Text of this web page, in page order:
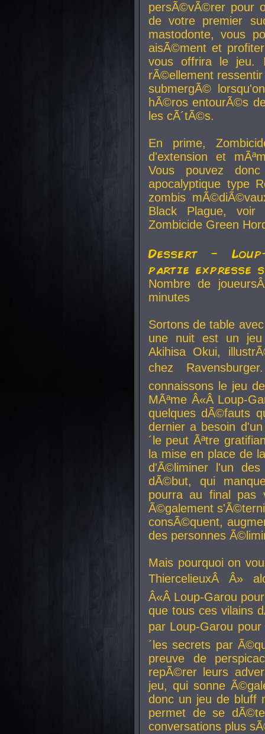
persÃ©vÃ©rer pour
de votre premier
mastodonte, vous
aisÃ©ment et
vous offrira le jeu.
rÃ©ellement
submergÃ©
hÃ©ros entourÃ©s
les cÃ´tÃ©s.
En prime,
d'extension et
Vous pouvez
apocalyptique type
zombis
Black Plague,
Zombicide Green
Dessert -
partie expresse
Nombre de
minutes
Sortons de table
une nuit est un
Akihisa Okui,
chez
connaissons le jeu
MÃªme Â«Â Loup-
quelques dÃ©fauts
dernier a besoin
´le peut Ãªtre
la mise en place de
d'Ã©liminer l'un
dÃ©but, qui
pourra au final pas
Ã©galement
consÃ©quent,
des personnes
Mais pourquoi on
ThiercelieuxÂ Â»
Â«Â Loup-Garou
que tous ces vilains
par Loup-Garou
´les secrets par
preuve de
repÃ©rer leurs
jeu, qui sonne
donc un jeu de bluff
permet de se
conversations plus